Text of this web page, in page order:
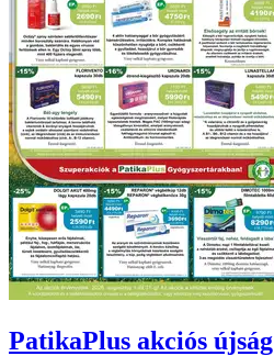
PatikaPlus akciós újság